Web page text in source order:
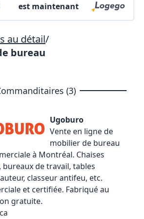
est maintenant
au détail/
bureau
(3)
Ugoburo
Vente en ligne de
mobilier de bureau
à Montréal. Chaises
de travail, tables
classeur antifeu, etc.
et certifiée. Fabriqué au
gratuite.
X Fermer Envoyez